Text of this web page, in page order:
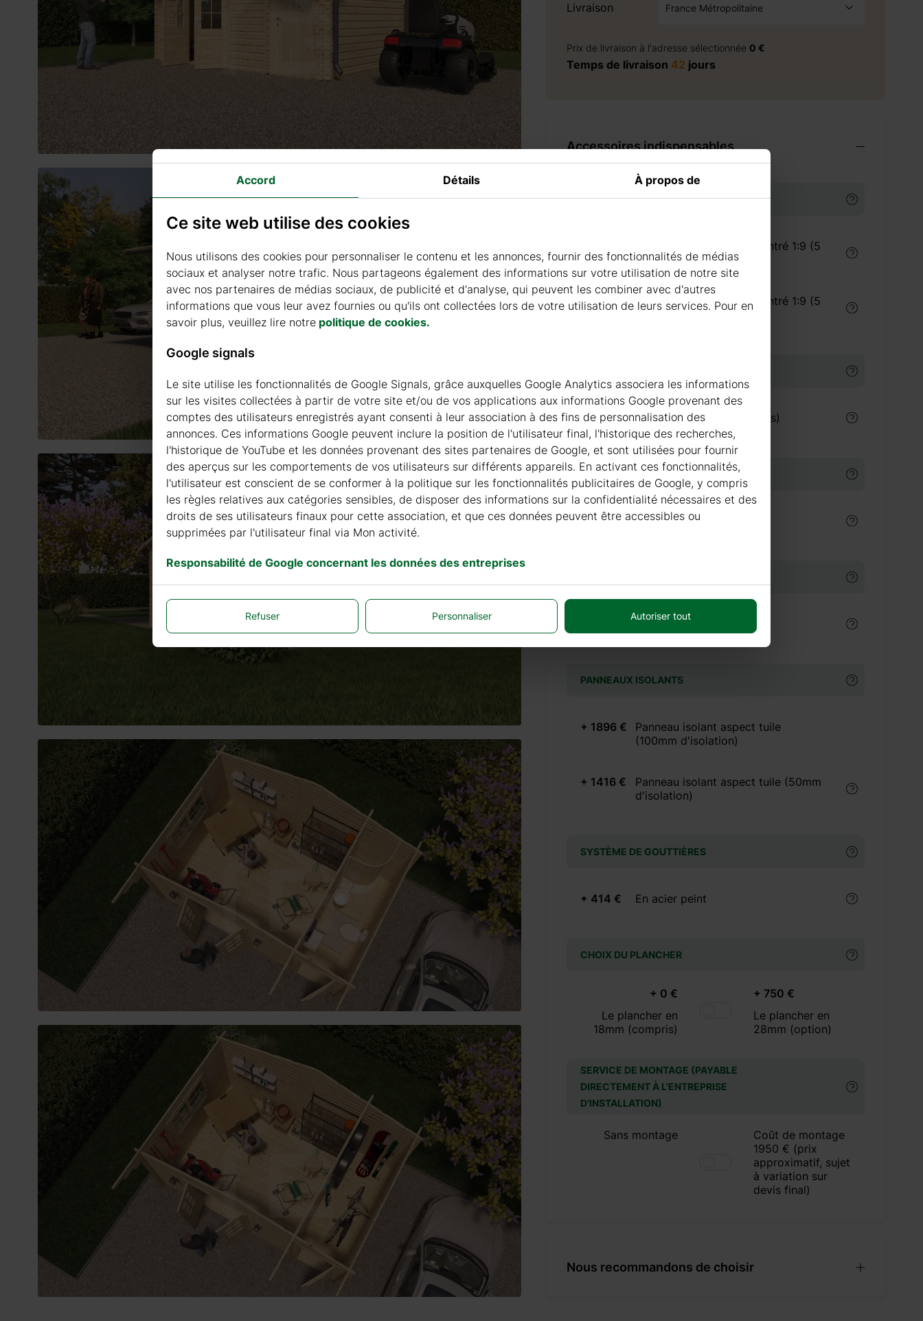
Livraison France Métropolitaine
Prix de livraison à l'adresse sélectionnée 0 €
Temps de livraison 42 jours
Accessoires indispensables
PRODUITS DE TRAITEMENT DU BOIS
Traitement du bois concentré 1:9 (5
litres) intérieur
+ 69 €
Traitement du bois concentré 1:9 (5
litres) extérieur
+ 310 € Peinture Villa Akva (9 litres)
TUILES BITUMINEUSES
+ 315 € Tuiles bitumineuses
Couverture en tuile acier
PANNEAUX ISOLANTS
+ 1896 €
Panneau isolant aspect tuile
(100mm d'isolation)
+ 1416 €
Panneau isolant aspect tuile (50mm
d'isolation)
SYSTÈME DE GOUTTIÈRES
+ 414 € En acier peint
CHOIX DU PLANCHER
+ 0 €
Le plancher en
18mm (compris)
+ 750 €
Le plancher en
28mm (option)
SERVICE DE MONTAGE (PAYABLE
DIRECTEMENT À L'ENTREPRISE
D'INSTALLATION)
Sans montage
Coût de montage
1950 € (prix
approximatif, sujet
à variation sur
devis final)
Nous recommandons de choisir
Accord Détails À propos de
Ce site web utilise des cookies
Nous utilisons des cookies pour personnaliser le contenu et les annonces, fournir des fonctionnalités de médias
sociaux et analyser notre trafic. Nous partageons également des informations sur votre utilisation de notre site
avec nos partenaires de médias sociaux, de publicité et d'analyse, qui peuvent les combiner avec d'autres
informations que vous leur avez fournies ou qu'ils ont collectées lors de votre utilisation de leurs services. Pour en
savoir plus, veuillez lire notre politique de cookies.
Google signals
Le site utilise les fonctionnalités de Google Signals, grâce auxquelles Google Analytics associera les informations
sur les visites collectées à partir de votre site et/ou de vos applications aux informations Google provenant des
comptes des utilisateurs enregistrés ayant consenti à leur association à des fins de personnalisation des
annonces. Ces informations Google peuvent inclure la position de l'utilisateur final, l'historique des recherches,
l'historique de YouTube et les données provenant des sites partenaires de Google, et sont utilisées pour fournir
des aperçus sur les comportements de vos utilisateurs sur différents appareils. En activant ces fonctionnalités,
l'utilisateur est conscient de se conformer à la politique sur les fonctionnalités publicitaires de Google, y compris
les règles relatives aux catégories sensibles, de disposer des informations sur la confidentialité nécessaires et des
droits de ses utilisateurs finaux pour cette association, et que ces données peuvent être accessibles ou
supprimées par l'utilisateur final via Mon activité.
Responsabilité de Google concernant les données des entreprises
Refuser Personnaliser Autoriser tout